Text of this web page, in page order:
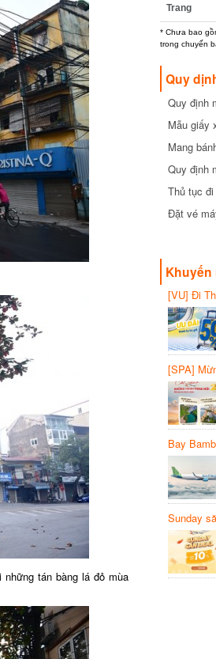
tán bàng lá đỏ mùa
Trang
* Chưa bao
trong chuyến
Quy
Quy định
cần biết
Mẫu giấy
Mang
Quy định
Thủ tục
Đặt vé
Khuyến
[VU] Đi
giảm 50%
[SPA]
20%
Bay
Sunday